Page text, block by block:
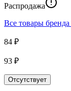
Распродажа
Все товары бренда
84 ₽
93 ₽
Отсутствует